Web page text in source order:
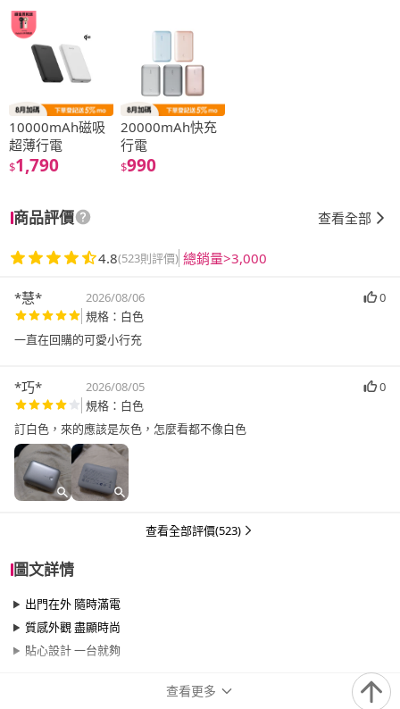
10000mAh磁吸
超薄行電
$1,790
20000mAh快充
行電
$990
商品評價 查看全部
4.8(523則評價) 總銷量>3,000
*慧* 2026/08/06
0
規格：白色
一直在回購的可愛小行充
*巧* 2026/08/05
0
規格：白色
訂白色，來的應該是灰色，怎麼看都不像白色
查看全部評價(523)
圖文詳情
出門在外 隨時滿電
質感外觀 盡顯時尚
貼心設計 一台就夠
查看更多